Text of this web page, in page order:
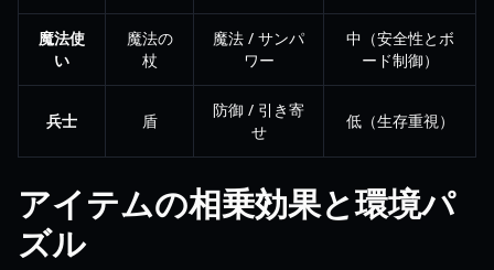
魔法使
い
魔法の
杖
魔法 / サンパ
ワー
中（安全性とボ
ード制御）
兵士 盾
防御 / 引き寄
せ
低（生存重視）
アイテムの相乗効果と環境パ
ズル